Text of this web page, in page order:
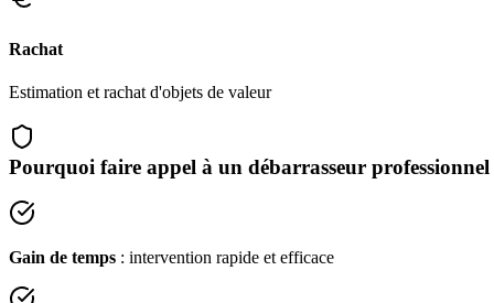
Rachat
Estimation et rachat d'objets de valeur
Pourquoi faire appel à un débarrasseur professionnel
Gain de temps : intervention rapide et efficace